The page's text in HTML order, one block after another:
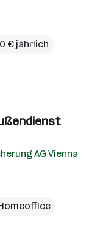
€ jährlich
AG Vienna